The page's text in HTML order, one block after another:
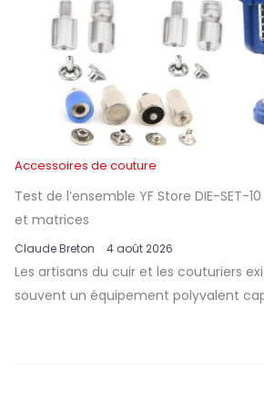
Accessoires de couture
Test de l’ensemble YF Store DIE-SET-
et matrices
Claude Breton 4 août 2026
Les artisans du cuir et les couturiers
souvent un équipement polyvalent